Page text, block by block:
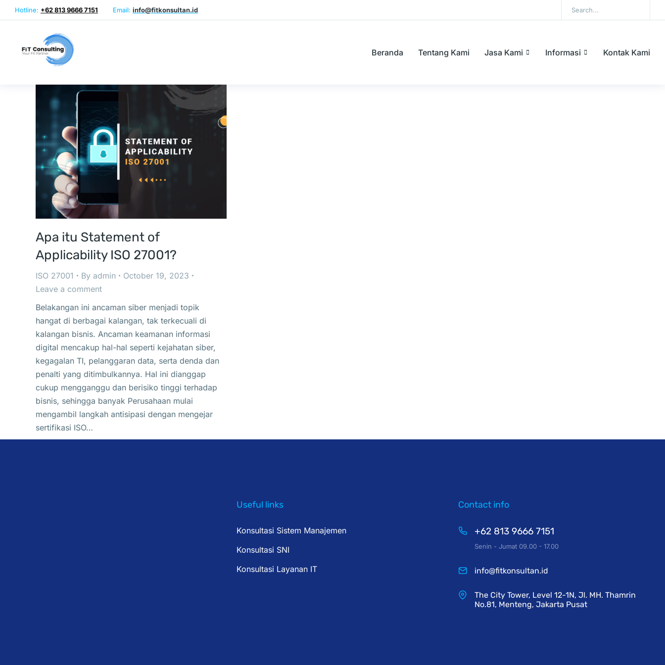
Hotline: +62 813 9666 7151 Email: info@fitkonsultan.id
Beranda Tentang Kami Jasa Kami Informasi Kontak Kami
Apa itu Statement of
Applicability ISO 27001?
ISO 27001 By admin
October 19, 2023
Leave a comment
Belakangan ini ancaman siber menjadi topik
hangat di berbagai kalangan, tak terkecuali di
kalangan bisnis. Ancaman keamanan informasi
digital mencakup hal-hal seperti kejahatan siber,
kegagalan TI, pelanggaran data, serta denda dan
penalti yang ditimbulkannya. Hal ini dianggap
cukup mengganggu dan berisiko tinggi terhadap
bisnis, sehingga banyak Perusahaan mulai
mengambil langkah antisipasi dengan mengejar
sertifikasi ISO…
Useful links
Konsultasi Sistem Manajemen
Konsultasi SNI
Konsultasi Layanan IT
Contact info
+62 813 9666 7151
Senin - Jumat 09.00 - 17.00
info@fitkonsultan.id
The City Tower, Level 12-1N, Jl. MH. Thamrin
No.81, Menteng, Jakarta Pusat